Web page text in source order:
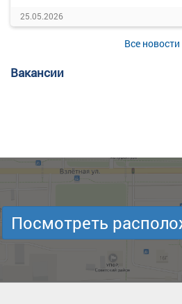
25.05.2026
Все новости
Вакансии
Посмотреть